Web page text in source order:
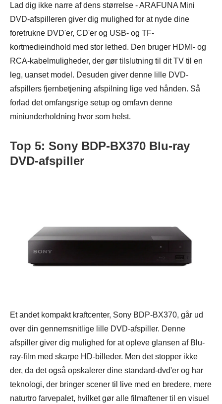
Lad dig ikke narre af dens størrelse - ARAFUNA Mini
DVD-afspilleren giver dig mulighed for at nyde dine
foretrukne DVD'er, CD'er og USB- og TF-
kortmedieindhold med stor lethed. Den bruger HDMI- og
RCA-kabelmuligheder, der gør tilslutning til dit TV til en
leg, uanset model. Desuden giver denne lille DVD-
afspillers fjernbetjening afspilning lige ved hånden. Så
forlad det omfangsrige setup og omfavn denne
miniunderholdning hvor som helst.
Top 5: Sony BDP-BX370 Blu-ray
DVD-afspiller
Et andet kompakt kraftcenter, Sony BDP-BX370, går ud
over din gennemsnitlige lille DVD-afspiller. Denne
afspiller giver dig mulighed for at opleve glansen af Blu-
ray-film med skarpe HD-billeder. Men det stopper ikke
der, da det også opskalerer dine standard-dvd'er og har
teknologi, der bringer scener til live med en bredere, mere
naturtro farvepalet, hvilket gør alle filmaftener til en visuel